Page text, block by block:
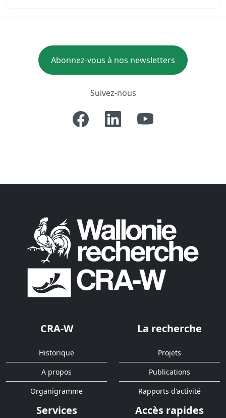
Abonnez-vous à nos newsletters
Suivez-nous
CRA-W
Historique
A propos
Organigramme
La recherche
Projets
Publications
Rapports d'activité
Services Accès rapides